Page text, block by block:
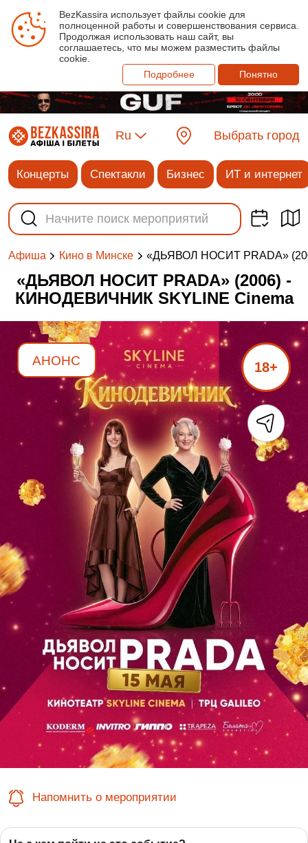
BezKassira использует файлы cookie для
полноценной работы и совершенствования сервиса.
Продолжая использовать наш сайт, вы
соглашаетесь, что мы можем разместить файлы
cookie.
Подробнее
Понятно
Ru Выбрать город
Концерты Спектакли Бизнес ИТ и интернет
Афиша Кино в Минске «ДЬЯВОЛ НОСИТ PRADA»
«ДЬЯВОЛ НОСИТ PRADA» (2006) -
КИНОДЕВИЧНИК SKYLINE Cinema
АНОНС 18+
Напомнить о мероприятии